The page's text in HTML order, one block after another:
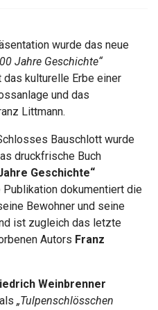
wurde das neue
Jahre Geschichte“
kulturelle Erbe einer
und das
Littmann.
Bauschlott wurde
druckfrische Buch
Geschichte“
dokumentiert die
Bewohner und seine
ist zugleich das letzte
Autors Franz
Weinbrenner
„Tulpenschlösschen